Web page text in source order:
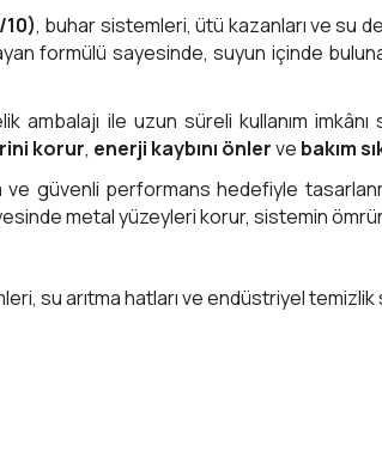
10), buhar sistemleri, ütü kazanları ve su
formülü sayesinde, suyun içinde
ambalajı ile uzun süreli kullanım
korur, enerji kaybını önlerve bakım
güvenli performans hedefiyle
metal yüzeyleri korur, sistemin
su arıtma hatları ve endüstriyel